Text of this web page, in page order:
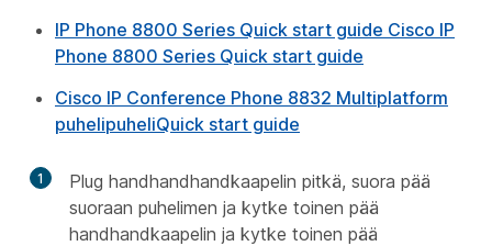
IP Phone 8800 Series Quick start guide Cisco IP
Phone 8800 Series Quick start guide
Cisco IP Conference Phone 8832 Multiplatform
puhelipuheliQuick start guide
1
Plug handhandhandkaapelin pitkä, suora pää
suoraan puhelimen ja kytke toinen pää
handhandkaapelin ja kytke toinen pää